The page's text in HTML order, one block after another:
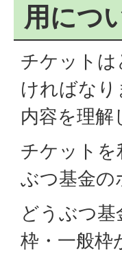
用につ
チケット
ければな
内容を理
チケットを
ぶつ基金の
どうぶつ
枠・一般枠